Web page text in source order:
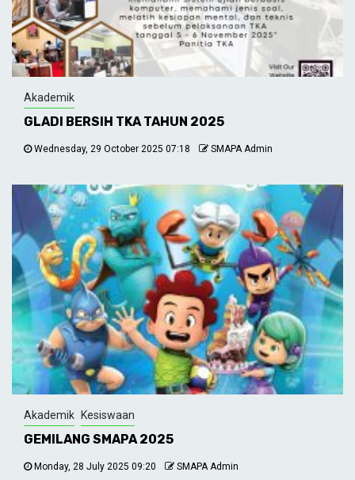
Akademik
GLADI BERSIH TKA TAHUN 2025
Wednesday, 29 October 2025 07:18 SMAPA Admin
Akademik Kesiswaan
GEMILANG SMAPA 2025
Monday, 28 July 2025 09:20 SMAPA Admin